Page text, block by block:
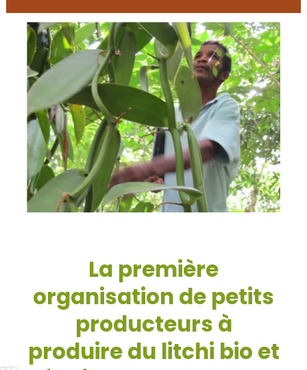
La première
organisation de petits
producteurs à
produire du litchi bio et